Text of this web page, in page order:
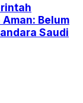
Belum
Saudi